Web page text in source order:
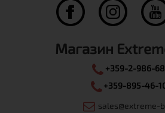
Магазин
+359-2-986-
+359-895-46-
sales@extreme-